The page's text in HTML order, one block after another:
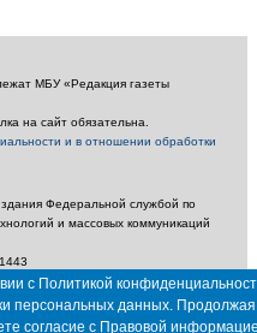
МБУ «Редакция газеты
на сайт обязательна.
и в отношении обработки
Федеральной службой по
и массовых коммуникаций
«Редакция газеты «Калужская
адрес редакции:
с Политикой
персональных данных. Продолжая
согласие с Правовой